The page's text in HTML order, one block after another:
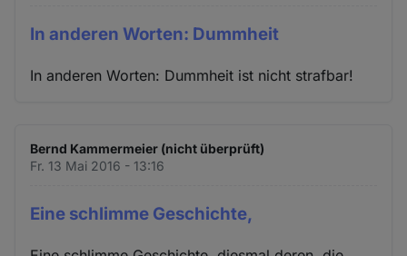
In anderen Worten: Dummheit
In anderen Worten: Dummheit ist nicht strafbar!
Bernd Kammermeier (nicht überprüft)
Fr. 13 Mai 2016 - 13:16
Eine schlimme Geschichte,